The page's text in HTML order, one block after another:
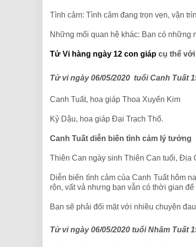
Tình cảm: Tình cảm đang trọn vẹn, vận
Những mối quan hệ khác: Bạn có những
Tử Vi hàng ngày 12 con giáp cụ thể với
Tử vi ngày 06/05/2020 tuổi Canh Tuất
Canh Tuất, hoa giáp Thoa Xuyến Kim
Kỷ Dậu, hoa giáp Đại Trạch Thổ.
Canh Tuất diễn biến tình cảm lý tưởng
Thiên Can ngày sinh Thiên Can tuổi, Địa
Diễn biến tình cảm của Canh Tuất hôm
rộn, vất vả nhưng bạn vẫn có thời gian
Bạn sẽ phải đối mặt với nhiều chuyện
Tử vi ngày 06/05/2020 tuổi Nhâm Tuất